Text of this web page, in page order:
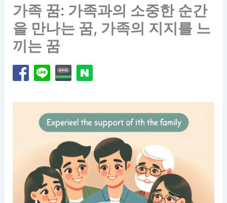
가족 꿈: 가족과의 소중한 순간
을 만나는 꿈, 가족의 지지를 느
끼는 꿈